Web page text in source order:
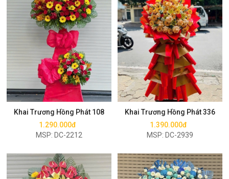
Khai Trương Hồng Phát 108
1.290.000đ
MSP: DC-2212
Mua ngay
Khai Trương Hồng Phát 336
1.390.000đ
MSP: DC-2939
Mua ngay